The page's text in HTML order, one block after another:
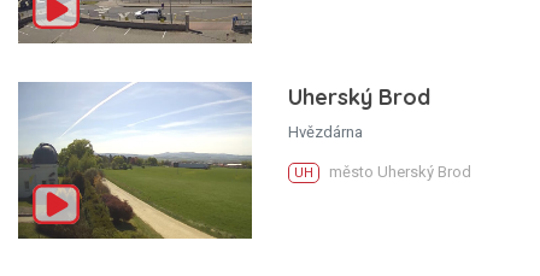
Uherský Brod
Hvězdárna
UH město Uherský Brod